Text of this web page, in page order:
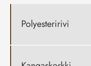
Polyesteririvi